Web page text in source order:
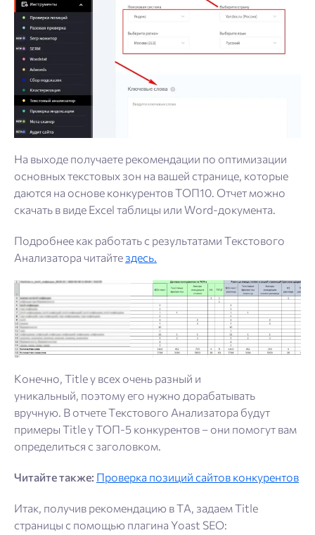
На выходе получаете рекомендации по оптимизации
основных текстовых зон на вашей странице, которые
даются на основе конкурентов ТОП10. Отчет можно
скачать в виде Excel таблицы или Word-документа.
Подробнее как работать с результатами Текстового
Анализатора читайте здесь.
Конечно, Title у всех очень разный и
уникальный, поэтому его нужно дорабатывать
вручную. В отчете Текстового Анализатора будут
примеры Title у ТОП-5 конкурентов – они помогут вам
определиться с заголовком.
Читайте также: Проверка позиций сайтов конкурентов
Итак, получив рекомендацию в ТА, задаем Title
страницы с помощью плагина Yoast SEO: